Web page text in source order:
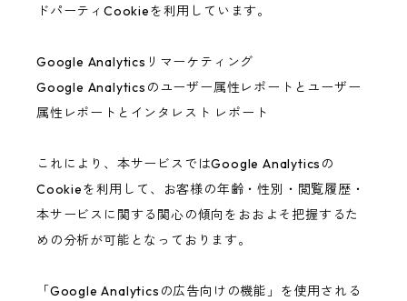
ドパーティCookieを利用しています。
Google Analyticsリマーケティング
Google Analyticsのユーザー属性レポートとユーザー
属性レポートとインタレスト レポート
これにより、本サービスではGoogle Analyticsの
Cookieを利用して、お客様の年齢・性別・閲覧履歴・
本サービスに関する関心の傾向をおおよそ把握するた
めの分析が可能となっております。
「Google Analyticsの広告向けの機能」を使用される